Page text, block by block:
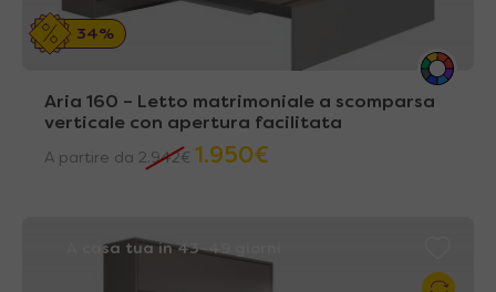
34%
Aria 160 – Letto matrimoniale a scomparsa
verticale con apertura facilitata
A partire da 2.942€ 1.950€
A casa tua in 43~49 giorni